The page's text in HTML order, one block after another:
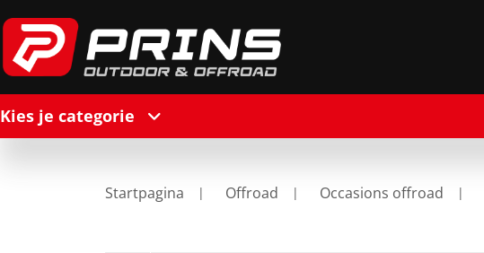
Kies je categorie
Startpagina Offroad Occasions offroad